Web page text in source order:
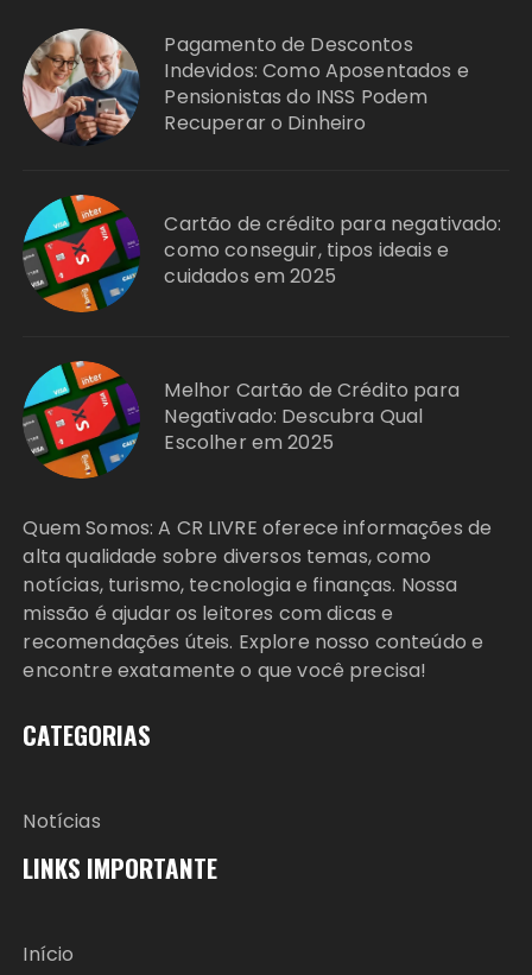
Pagamento de Descontos
Indevidos: Como Aposentados e
Pensionistas do INSS Podem
Recuperar o Dinheiro
Cartão de crédito para negativado:
como conseguir, tipos ideais e
cuidados em 2025
Melhor Cartão de Crédito para
Negativado: Descubra Qual
Escolher em 2025
Quem Somos: A CR LIVRE oferece informações de
alta qualidade sobre diversos temas, como
notícias, turismo, tecnologia e finanças. Nossa
missão é ajudar os leitores com dicas e
recomendações úteis. Explore nosso conteúdo e
encontre exatamente o que você precisa!
CATEGORIAS
Notícias
LINKS IMPORTANTE
Início